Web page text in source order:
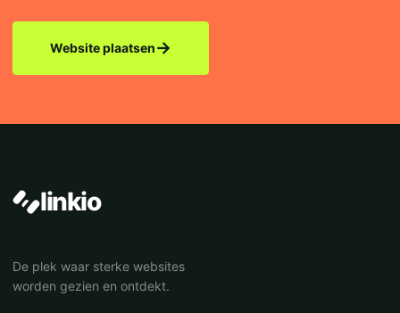
Website plaatsen→
linkio
De plek waar sterke websites
worden gezien en ontdekt.